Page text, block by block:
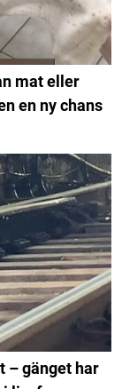
mat eller
en ny chans
– gänget har